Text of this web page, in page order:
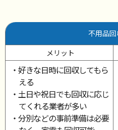
不用品
メリット
・好きな日時に回収してもら
える
・土日や祝日でも回収に応じ
てくれる業者が多い
・分別などの事前準備は必要